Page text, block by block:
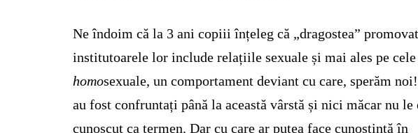
Ne îndoim că la 3 ani copiii înțeleg că „dragostea”
institutoarele lor include relațiile sexuale și mai ales pe cele
homosexuale, un comportament deviant cu care, sperăm
au fost confruntați până la această vârstă și nici măcar nu le
cunoscut ca termen. Dar cu care ar putea face cunoștință în